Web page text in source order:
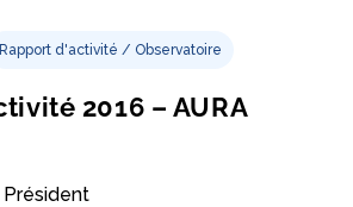
Rapport d'activité / Observatoire
2016 – AURA